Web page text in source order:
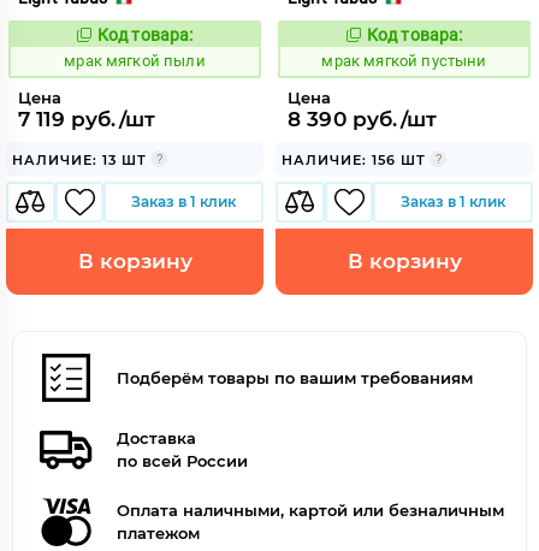
Код:
1054576
Код товара:
мрак мягкой пыли
Цена
7 119 руб./шт
НАЛИЧИЕ: 13 ШТ
Заказ в 1 клик
В корзину
Код:
1054575
Код товара:
мрак мягкой пустыни
Цена
8 390 руб./шт
НАЛИЧИЕ: 156 ШТ
Заказ в 1 клик
В корзину
Подберём товары по вашим требованиям
Доставка
по всей России
Оплата наличными, картой или безналичным
платежом